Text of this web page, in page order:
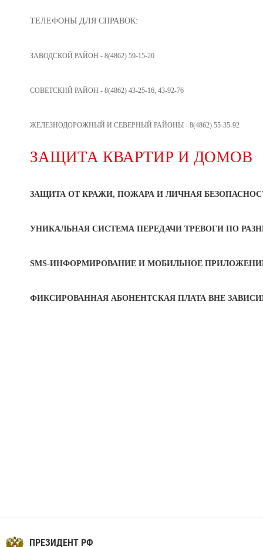
ТЕЛЕФОНЫ ДЛЯ СПРАВОК:
ЗАВОДСКОЙ РАЙОН - 8(4862) 59-15-20
СОВЕТСКИЙ РАЙОН - 8(4862) 43-25-16, 43-92-76
ЖЕЛЕЗНОДОРОЖНЫЙ И СЕВЕРНЫЙ РАЙОНЫ - 8(4862) 55-35-92
ЗАЩИТА КВАРТИР И ДОМОВ
ЗАЩИТА ОТ КРАЖИ, ПОЖАРА И ЛИЧНАЯ
УНИКАЛЬНАЯ СИСТЕМА ПЕРЕДАЧИ ТРЕВОГИ ПО
SMS-ИНФОРМИРОВАНИЕ И МОБИЛЬНОЕ
ФИКСИРОВАННАЯ АБОНЕНТСКАЯ ПЛАТА ВНЕ
ПРЕЗИДЕНТ РФ